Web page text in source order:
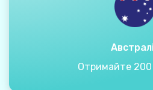
Отримайте 200